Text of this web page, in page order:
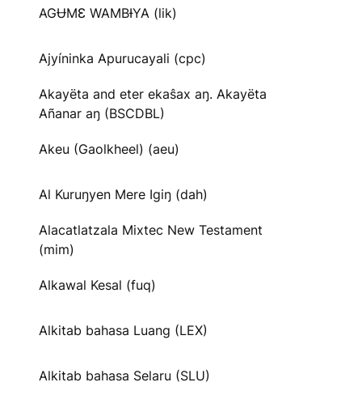
AGɄMƐ WAMBƗYA (lik)
Ajyíninka Apurucayali (cpc)
Akayëta and eter ekaŝax aŋ. Akayëta
Añanar aŋ (BSCDBL)
Akeu (Gaolkheel) (aeu)
Al Kuruŋyen Mere Igiŋ (dah)
Alacatlatzala Mixtec New Testament
(mim)
Alkawal Kesal (fuq)
Alkitab bahasa Luang (LEX)
Alkitab bahasa Selaru (SLU)